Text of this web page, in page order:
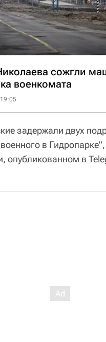
сожгли
военкомата
задержали двух
в Гидропарке",
опубликованном в